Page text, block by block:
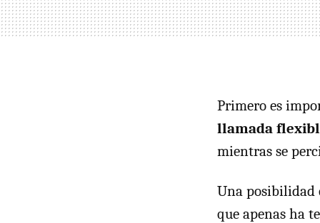
Primero es
llamada
mientras se
Una posibilidad
que apenas ha